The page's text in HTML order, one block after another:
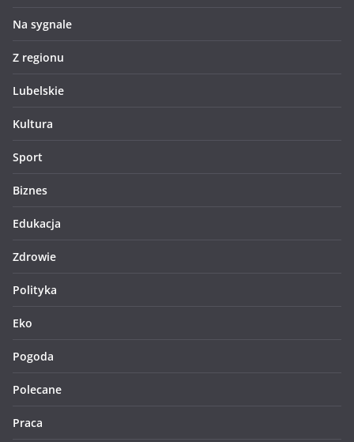
Na sygnale
Z regionu
Lubelskie
Kultura
Sport
Biznes
Edukacja
Zdrowie
Polityka
Eko
Pogoda
Polecane
Praca